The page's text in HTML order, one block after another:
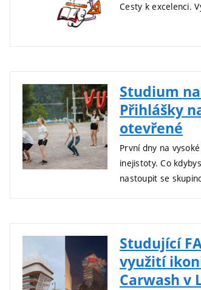
Cesty k excelenci.
Studium
Přihlášky
otevřené
První dny na
inejistoty. Co
nastoupit se
Studující
využití
Carwash v